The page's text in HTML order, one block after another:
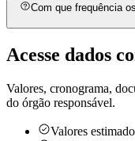
Com que frequência
Acesse dados
Valores, cronograma,
do órgão responsável.
Valores